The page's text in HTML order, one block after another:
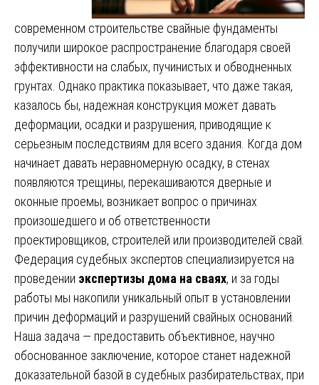
современном строительстве свайные фундаменты
получили широкое распространение благодаря своей
эффективности на слабых, пучинистых и обводненных
грунтах. Однако практика показывает, что даже такая,
казалось бы, надежная конструкция может давать
деформации, осадки и разрушения, приводящие к
серьезным последствиям для всего здания. Когда дом
начинает давать неравномерную осадку, в стенах
появляются трещины, перекашиваются дверные и
оконные проемы, возникает вопрос о причинах
произошедшего и об ответственности
проектировщиков, строителей или производителей свай.
Федерация судебных экспертов специализируется на
проведении экспертизы дома на сваях, и за годы
работы мы накопили уникальный опыт в установлении
причин деформаций и разрушений свайных оснований.
Наша задача — предоставить объективное, научно
обоснованное заключение, которое станет надежной
доказательной базой в судебных разбирательствах, при